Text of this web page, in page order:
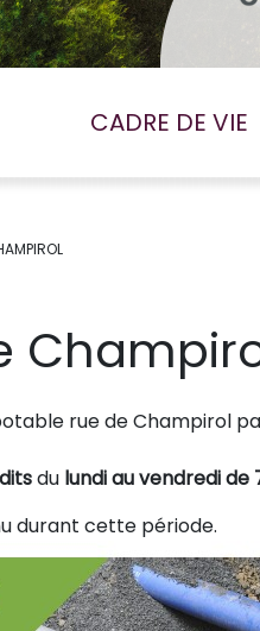
CADRE DE VIE
rue de Champirol
du lundi au vendredi de
durant cette période.